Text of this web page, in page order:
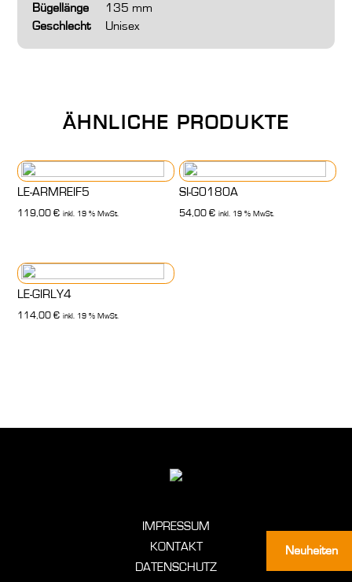
Neuheiten
Bügellänge
135 mm
Geschlecht
Unisex
ÄHNLICHE PRODUKTE
LE-ARMREIF5
119,00€ inkl. 19 % MwSt.
SI-G0180A
54,00€ inkl. 19 % MwSt.
LE-GIRLY4
114,00€ inkl. 19 % MwSt.
IMPRESSUM
KONTAKT
DATENSCHUTZ